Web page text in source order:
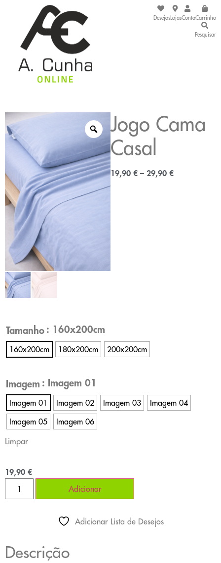
DesejosLojasContaCarrinho
Pesquisar
Jogo Cama
Casal
19,90 € – 29,90 €
Tamanho : 160x200cm
160x200cm 180x200cm 200x200cm
Imagem : Imagem 01
Imagem 01 Imagem 02 Imagem 03
Imagem 04
Imagem 05
Imagem 06
Limpar
19,90 €
Adicionar
Adicionar Lista de Desejos
Descrição